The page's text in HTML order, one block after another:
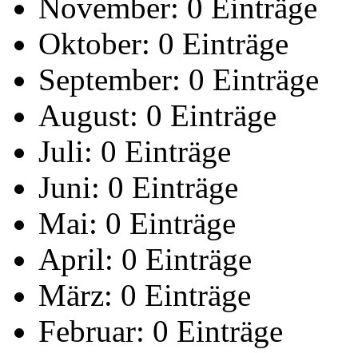
November: 0 Einträge
Oktober: 0 Einträge
September: 0 Einträge
August: 0 Einträge
Juli: 0 Einträge
Juni: 0 Einträge
Mai: 0 Einträge
April: 0 Einträge
März: 0 Einträge
Februar: 0 Einträge